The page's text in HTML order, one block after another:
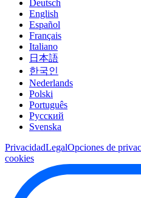
Deutsch
English
Español
Français
Italiano
日本語
한국인
Nederlands
Polski
Português
Pусский
Svenska
PrivacidadLegalOpciones de
cookies